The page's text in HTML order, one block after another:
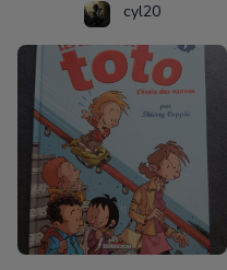
cyl20